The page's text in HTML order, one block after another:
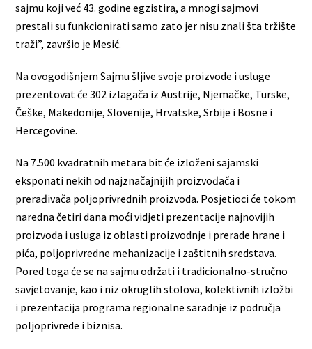
sajmu koji već 43. godine egzistira, a mnogi sajmovi
prestali su funkcionirati samo zato jer nisu znali šta tržište
traži”, završio je Mesić.
Na ovogodišnjem Sajmu šljive svoje proizvode i usluge
prezentovat će 302 izlagača iz Austrije, Njemačke, Turske,
Češke, Makedonije, Slovenije, Hrvatske, Srbije i Bosne i
Hercegovine.
Na 7.500 kvadratnih metara bit će izloženi sajamski
eksponati nekih od najznačajnijih proizvođača i
prerađivača poljoprivrednih proizvoda. Posjetioci će tokom
naredna četiri dana moći vidjeti prezentacije najnovijih
proizvoda i usluga iz oblasti proizvodnje i prerade hrane i
pića, poljoprivredne mehanizacije i zaštitnih sredstava.
Pored toga će se na sajmu održati i tradicionalno-stručno
savjetovanje, kao i niz okruglih stolova, kolektivnih izložbi
i prezentacija programa regionalne saradnje iz područja
poljoprivrede i biznisa.